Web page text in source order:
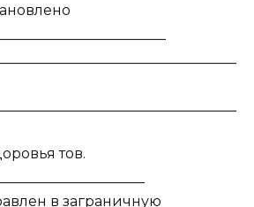
тов.
в заграничную